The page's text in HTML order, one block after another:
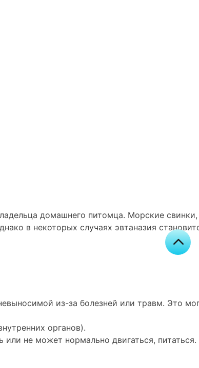
домашнего питомца. Морские
в некоторых случаях эвтаназия
из-за болезней или травм. Это
органов).
не может нормально двигаться, питаться.